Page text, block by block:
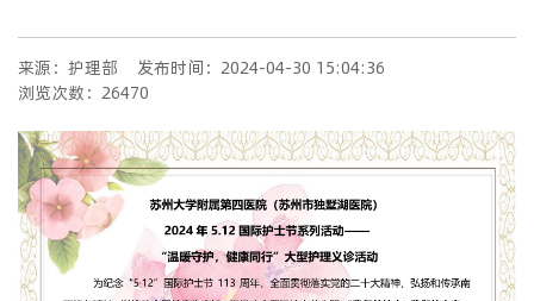
来源：护理部
发布时间：2024-04-30 15:04:36
浏览次数：26470